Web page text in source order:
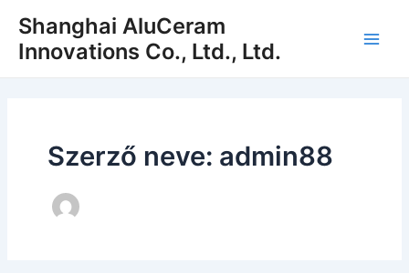
tartalomra
Shanghai AluCeram
Innovations Co., Ltd., Ltd.
Szerző neve: admin88